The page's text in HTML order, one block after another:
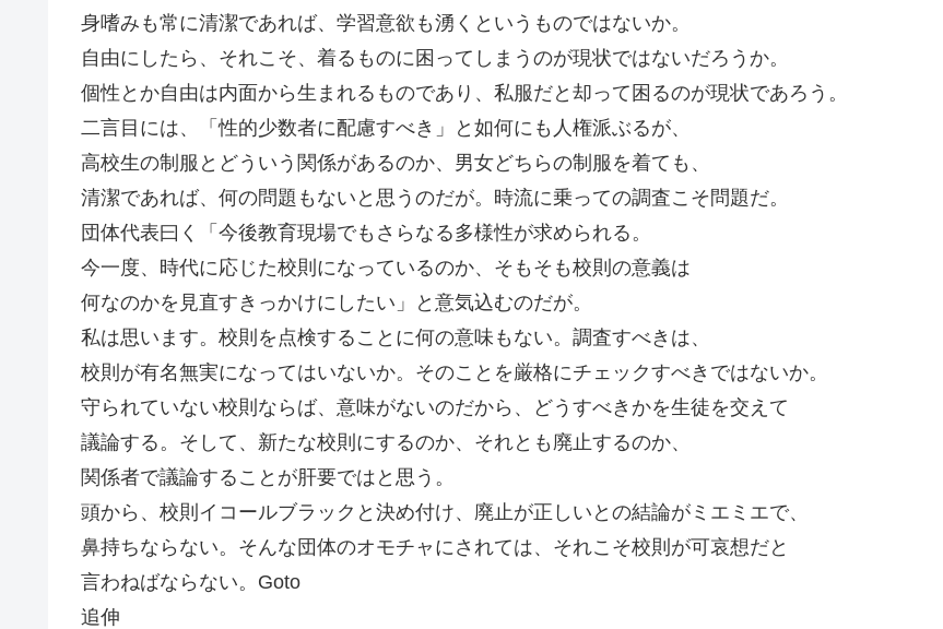
身嗜みも常に清潔であれば、学習意欲も湧くというものではないか。
自由にしたら、それこそ、着るものに困ってしまうのが現状ではないだろうか。
個性とか自由は内面から生まれるものであり、私服だと却って困るのが現状であろう。
二言目には、「性的少数者に配慮すべき」と如何にも人権派ぶるが、
高校生の制服とどういう関係があるのか、男女どちらの制服を着ても、
清潔であれば、何の問題もないと思うのだが。時流に乗っての調査こそ問題だ。
団体代表曰く「今後教育現場でもさらなる多様性が求められる。
今一度、時代に応じた校則になっているのか、そもそも校則の意義は
何なのかを見直すきっかけにしたい」と意気込むのだが。
私は思います。校則を点検することに何の意味もない。調査すべきは、
校則が有名無実になってはいないか。そのことを厳格にチェックすべきではないか。
守られていない校則ならば、意味がないのだから、どうすべきかを生徒を交えて
議論する。そして、新たな校則にするのか、それとも廃止するのか、
関係者で議論することが肝要ではと思う。
頭から、校則イコールブラックと決め付け、廃止が正しいとの結論がミエミエで、
鼻持ちならない。そんな団体のオモチャにされては、それこそ校則が可哀想だと
言わねばならない。Goto
追伸